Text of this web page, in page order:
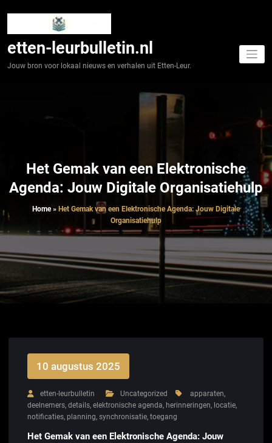
etten-leurbulletin.nl
Jouw bron voor lokaal nieuws en verhalen uit Etten-Leur.
Het Gemak van een Elektronische
Agenda: Jouw Digitale Organisatiehulp
Home» Het Gemak van een Elektronische Agenda: Jouw Digitale
Organisatiehulp
10 augustus 2025
etten-leurbulletin Uncategorized apparaten,
deelnemers, details, elektronische agenda, herinneringen, locatie,
notificaties, planning, synchronisatie, toegang
Het Gemak van een Elektronische Agenda: Jouw